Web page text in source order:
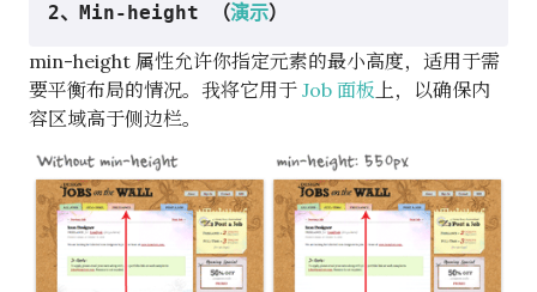
2、Min-height （演示）
min-height 属性允许你指定元素的最小高度，适用于需
要平衡布局的情况。我将它用于 Job 面板 上，以确保内
容区域高于侧边栏。